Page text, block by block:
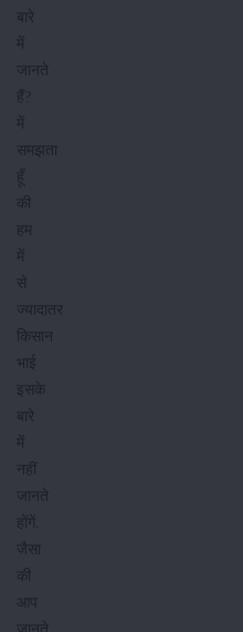
बारे
में
जानते
हैं?
में
समझता
हूँ
की
हम
में
से
ज्यादातर
किसान
भाई
इसके
बारे
में
नहीं
जानते
होंगें.
जैसा
की
आप